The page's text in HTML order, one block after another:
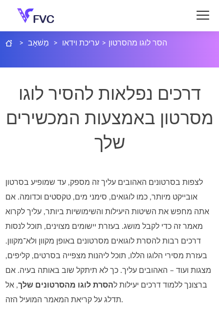
> מַשׁאָב > עריכת וידאו > הסר לוגו מהסרטון
דרכים נפלאות להסיר לוגו
מסרטון באמצעות המכשירים
שלך
לצפות בסרטונים האהובים עליך זה מספק, עד שמופיע בסרטון
אובייקט מיותר, כמו לוגואים, סימני מים, טקסטים וכדומה. אם
אתה מחפש את השיטות היעילות והשימושיות ביותר, עליך לקרוא
מאמר זה כדי לקבל מושג. בעזרת יישומים מצוינים, תוכל לנסות
דרכים רבות להסרת לוגואים מסרטונים באופן מקוון ולא־מקוון.
בעזרת מסירי הלוגו הללו, תוכל ליהנות מצפייה בסרטים, קליפים,
מצגות ועוד – האהובים עליך. כך לא תיתקל שוב באותה בעיה. אם
ברצונך ללמוד דרכים יעילות להסרת לוגו מהסרטונים שלך, אל
תדלג על קריאת המאמר המועיל הזה.